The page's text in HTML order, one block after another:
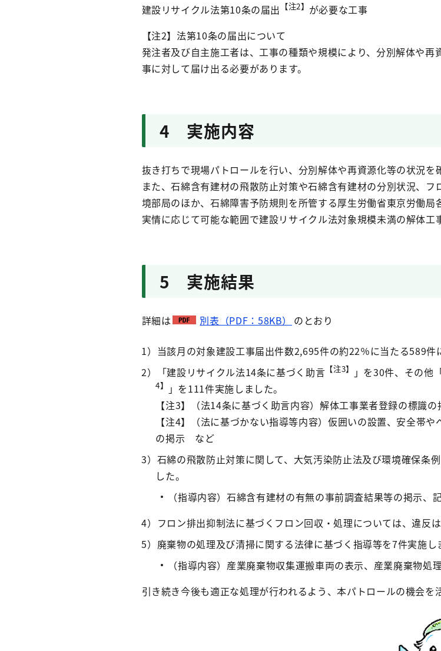
建設リサイクル法第10条の届出 【注2】 が必要な工事
【注2】法第10条の届出について
発注者及び自主施工者は、工事の種類や規模により、分別解体や
事に対して届け出る必要があります。
4 実施内容
抜き打ちで現場パトロールを行い、分別解体や再資源化等の状況を
また、石綿含有建材の飛散防止対策や石綿含有建材の分別状況、
境部局のほか、石綿障害予防規則を所管する厚生労働省東京労働
実情に応じて可能な範囲で建設リサイクル法対象規模未満の解体工
5 実施結果
詳細は 別表（PDF：58KB） のとおり
1）当該月の対象建設工事届出件数2,695件の約22％に当たる589件
2）「建設リサイクル法14条に基づく助言 【注3】 」を30件、その他
4】
」を111件実施しました。
【注3】（法14条に基づく助言内容）解体工事業者登録の標識の
【注4】（法に基づかない指導等内容）仮囲いの設置、安全帯
の掲示 など
3）石綿の飛散防止対策に関して、大気汚染防止法及び環境確保条
した。
（指導内容）石綿含有建材の有無の事前調査結果等の掲示、
4）フロン排出抑制法に基づくフロン回収・処理については、違反
5）廃棄物の処理及び清掃に関する法律に基づく指導等を7件実施し
（指導内容）産業廃棄物収集運搬車両の表示、産業廃棄物処
引き続き今後も適正な処理が行われるよう、本パトロールの機会を